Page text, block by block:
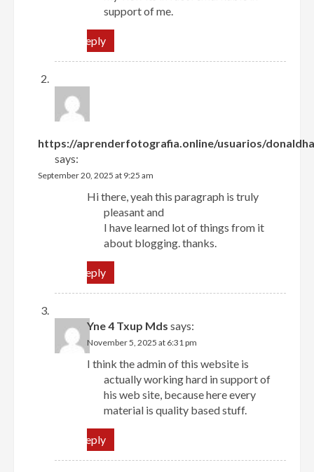
support of me.
Reply
https://aprenderfotografia.online/usuarios/
says:
September 20, 2025 at 9:25 am
Hi there, yeah this paragraph is truly
pleasant and
I have learned lot of things from it
about blogging. thanks.
Reply
Yne 4 Txup Mds says:
November 5, 2025 at 6:31 pm
I think the admin of this website is
actually working hard in support of
his web site, because here every
material is quality based stuff.
Reply